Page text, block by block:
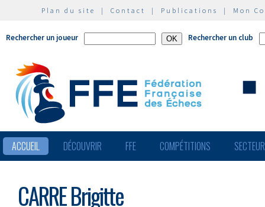
Plan du site | Contact | Publications | Mon
Rechercher un joueur Rechercher un club
ACCUEIL DÉCOUVRIR FFE COMPÉTITIONS
CARRE Brigitte